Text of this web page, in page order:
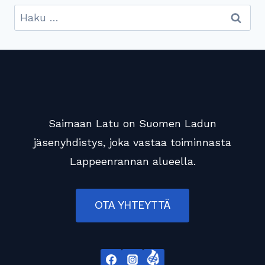
Haku:
Saimaan Latu on Suomen Ladun
jäsenyhdistys, joka vastaa toiminnasta
Lappeenrannan alueella.
OTA YHTEYTTÄ